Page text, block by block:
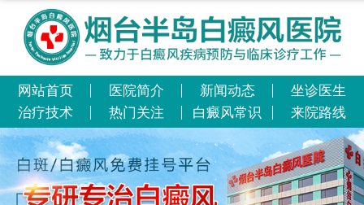
网站首页 医院简介 新闻动态
坐诊医生
治疗技术
热门关注 白癜风常识 来院路线